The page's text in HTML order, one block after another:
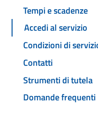
Tempi e scadenze
Accedi al servizio
Condizioni di
Contatti
Strumenti di tutela
Domande frequenti